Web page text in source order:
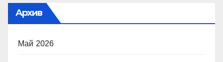
Архив
Май 2026